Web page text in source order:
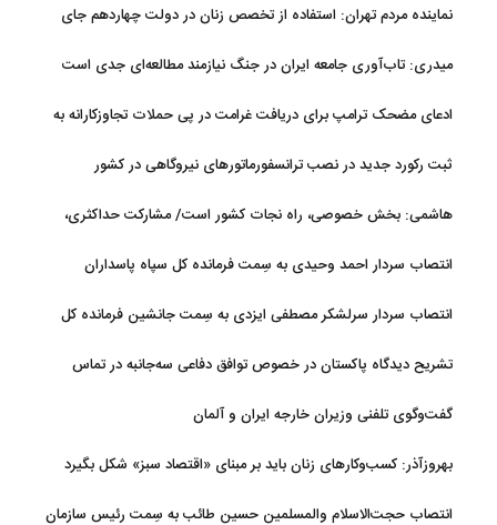
نماینده مردم تهران: استفاده از تخصص زنان در دولت چهاردهم جای
میدری: تاب‌آوری جامعه ایران در جنگ نیازمند مطالعه‌ای جدی است
ادعای مضحک ترامپ برای دریافت غرامت در پی حملات تجاوزکارانه به
ثبت رکورد جدید در نصب ترانسفورماتورهای نیروگاهی در کشور
هاشمی: بخش خصوصی، راه نجات کشور است/ مشارکت حداکثری،
انتصاب سردار احمد وحیدی به سِمت فرمانده کل سپاه پاسداران
انتصاب سردار سرلشکر مصطفی ایزدی به سِمت جانشین فرمانده کل
تشریح دیدگاه پاکستان در خصوص توافق دفاعی سه‌جانبه در تماس
گفت‌وگوی تلفنی وزیران خارجه ایران و آلمان
بهروزآذر: کسب‌وکارهای زنان باید بر مبنای «اقتصاد سبز» شکل بگیرد
انتصاب حجت‌الاسلام ‌والمسلمین حسین طائب به سِمت رئیس سازمان